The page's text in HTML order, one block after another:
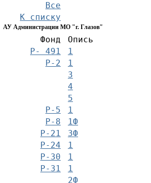
Все
К списку
АУ Администрации МО "г. Глазов"
Фонд
Опись
Р- 491
1
Р-2
1
3
4
5
Р-5
Р-8
1
Р-21
1Ф
3Ф
Р-24
1
Р-30
1
Р-31
1
2Ф